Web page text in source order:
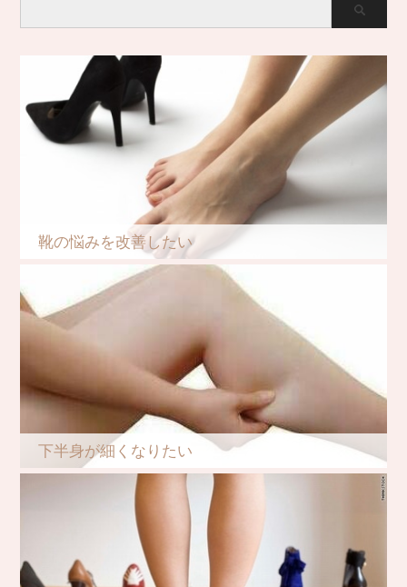
靴の悩みを改善したい
下半身が細くなりたい